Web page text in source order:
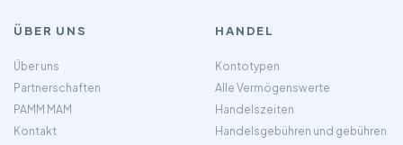
ÜBER UNS
Über uns
Partnerschaften
PAMM MAM
Kontakt
HANDEL
Kontotypen
Alle Vermögenswerte
Handelszeiten
Handelsgebühren und gebühren